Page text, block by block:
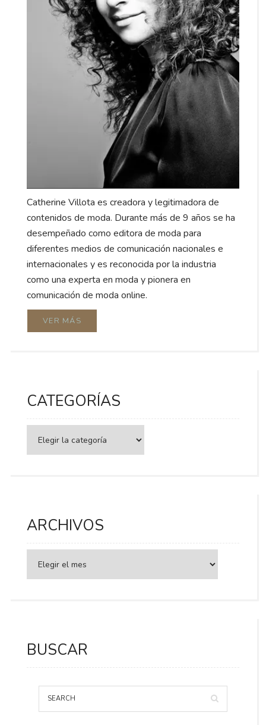
Catherine Villota es creadora y legitimadora de
contenidos de moda. Durante más de 9 años se ha
desempeñado como editora de moda para
diferentes medios de comunicación nacionales e
internacionales y es reconocida por la industria
como una experta en moda y pionera en
comunicación de moda online.
VER MÁS
CATEGORÍAS
ARCHIVOS
BUSCAR